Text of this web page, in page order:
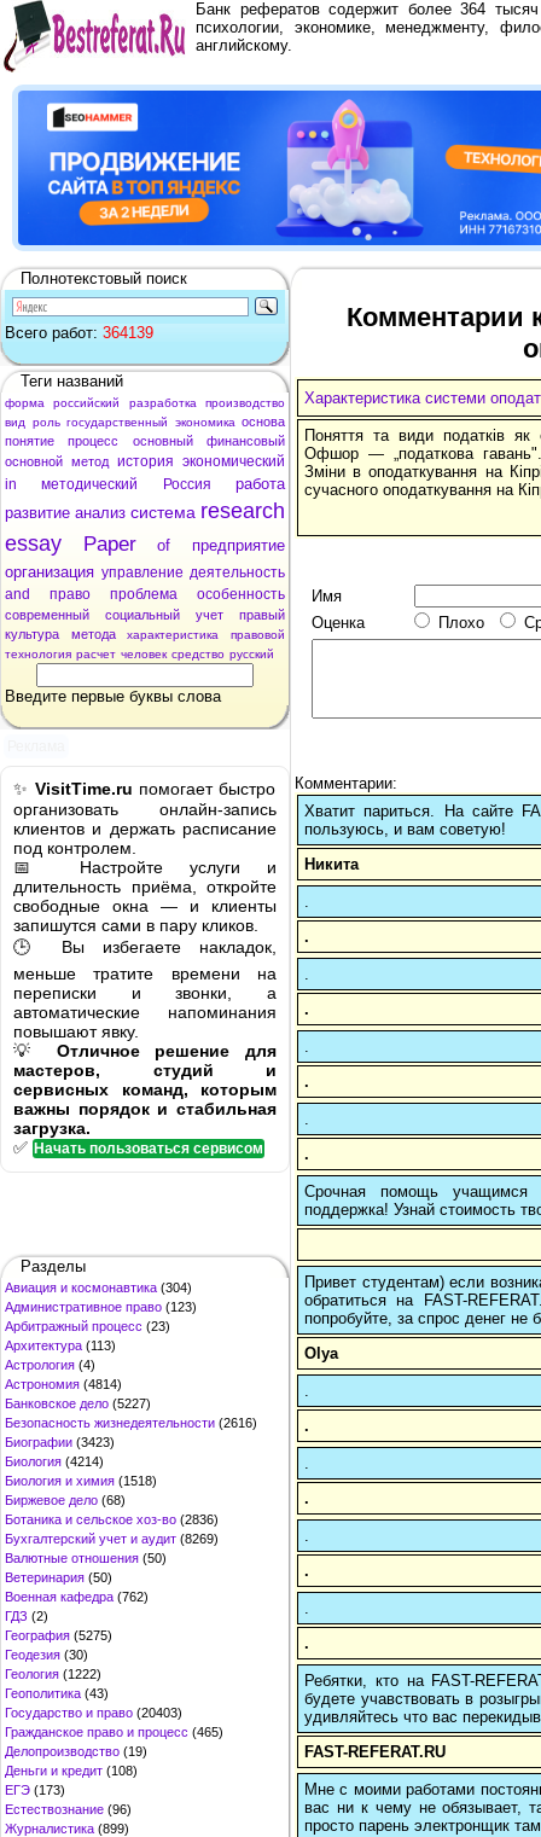
Банк рефератов содержит более 364
психологии, экономике, менеджменту,
английскому.
Полнотекстовый поиск
Всего работ: 364139
Теги названий
форма российский разработка
производство
вид
роль государственный экономика основа
понятие
процесс основный
финансовый
основной метод история экономический
in
методический Россия
работа
развитие анализ система research
essay
Paper of
предприятие
организация управление деятельность
and
право проблема особенность
современный социальный учет
правый
культура
метода характеристика
правовой
технология расчет человек средство русский
Введите первые буквы слова
✨ VisitTime.ru помогает быстро
организовать онлайн-запись
клиентов и держать расписание
под контролем.
📅 Настройте услуги и
длительность приёма, откройте
свободные окна — и клиенты
запишутся сами в пару кликов.
🕒 Вы избегаете накладок,
меньше тратите времени на
переписки и звонки, а
автоматические напоминания
повышают явку.
💡 Отличное решение для
мастеров, студий и
сервисных команд, которым
важны порядок и стабильная
загрузка.
✅ Начать пользоваться сервисом
Разделы
Авиация и космонавтика (304)
Административное право (123)
Арбитражный процесс (23)
Архитектура (113)
Астрология (4)
Астрономия (4814)
Банковское дело (5227)
Безопасность жизнедеятельности (2616)
Биографии (3423)
Биология (4214)
Биология и химия (1518)
Биржевое дело (68)
Ботаника и сельское хоз-во (2836)
Бухгалтерский учет и аудит (8269)
Валютные отношения (50)
Ветеринария (50)
Военная кафедра (762)
ГДЗ (2)
География (5275)
Геодезия (30)
Геология (1222)
Геополитика (43)
Государство и право (20403)
Гражданское право и процесс (465)
Делопроизводство (19)
Деньги и кредит (108)
ЕГЭ (173)
Естествознание (96)
Журналистика (899)
Комментарии
Характеристика системи
Поняття та види податків як
Офшор — „податкова
Зміни в оподаткування на
сучасного оподаткування на
Имя
Оценка
Плохо
Комментарии:
Хватит париться. На сайте
пользуюсь, и вам советую!
Никита
.
.
.
.
Срочная помощь учащимся в
поддержка! Узнай стоимость
Привет студентам) если
обратиться на FAST-
попробуйте, за спрос денег не
Olya
.
.
.
.
Ребятки, кто на FAST-
будете учавствовать в
удивляйтесь что вас
FAST-REFERAT.RU
Мне с моими работами
вас ни к чему не обязывает,
просто парень электронщик